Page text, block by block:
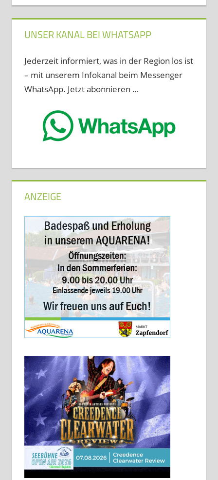
UNSER KANAL BEI WHATSAPP
Jederzeit informiert, was in der Region los ist
– mit unserem Infokanal beim Messenger
WhatsApp. Jetzt abonnieren …
ANZEIGE